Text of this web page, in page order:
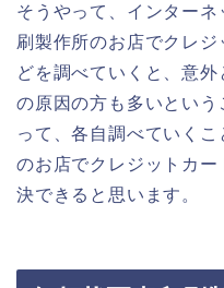
そうやって、インター
刷製作所のお店でクレ
どを調べていくと、意
の原因の方も多いとい
って、各自調べていく
のお店でクレジットカ
決できると思います。